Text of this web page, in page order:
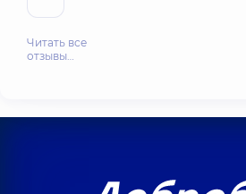
Читать все
отзывы…